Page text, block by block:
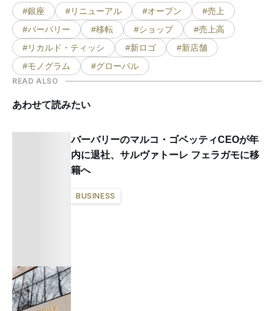
#銀座 #リニューアル #オープン
#売上
#バーバリー
#移転 #ショップ
#売上高
#リカルド・ティッシ
#新ロゴ
#新店舗
#モノグラム
#グローバル
READ ALSO
あわせて読みたい
バーバリーのマルコ・ゴベッティCEOが年
内に退社、サルヴァトーレ フェラガモに移
籍へ
BUSINESS